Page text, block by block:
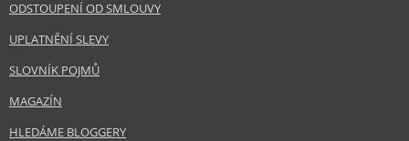
ODSTOUPENÍ OD SMLOUVY
UPLATNĚNÍ SLEVY
SLOVNÍK POJMŮ
MAGAZÍN
HLEDÁME BLOGGERY